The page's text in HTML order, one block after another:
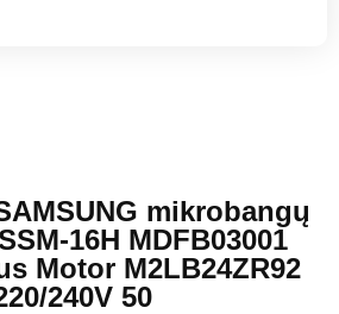
mikrobangų
16H MDFB03001
Motor M2LB24ZR92
240V 50